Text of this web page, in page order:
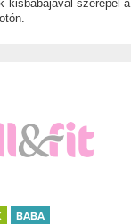
kisbabájával szerepel a
BABA